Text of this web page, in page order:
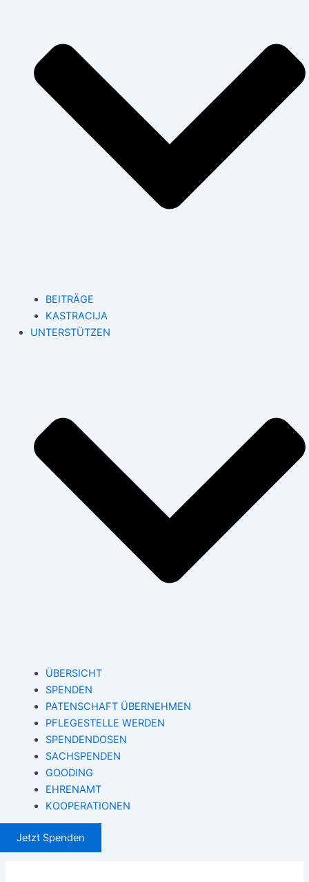
BEITRÄGE
KASTRACIJA
UNTERSTÜTZEN
ÜBERSICHT
SPENDEN
PATENSCHAFT ÜBERNEHMEN
PFLEGESTELLE WERDEN
SPENDENDOSEN
SACHSPENDEN
GOODING
EHRENAMT
KOOPERATIONEN
Jetzt Spenden